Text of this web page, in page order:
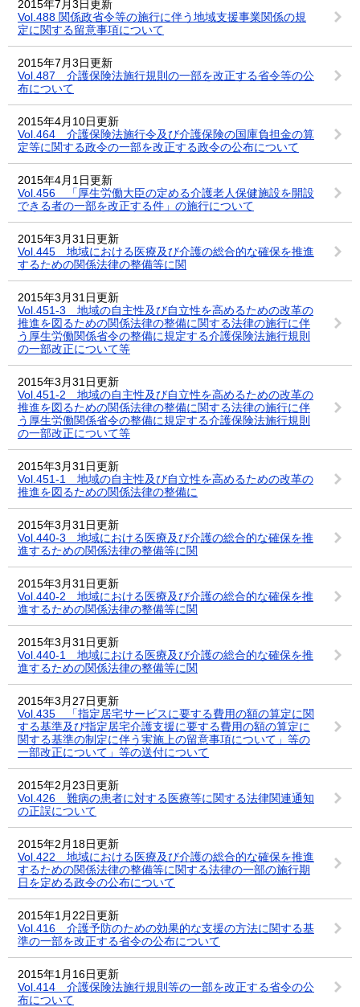
2015年7月3日更新
Vol.488 関係政省令等の施行に伴う地域支援事業関係の規
定に関する留意事項について
2015年7月3日更新
Vol.487 介護保険法施行規則の一部を改正する省令等の公
布について
2015年4月10日更新
Vol.464 介護保険法施行令及び介護保険の国庫負担金の算
定等に関する政令の一部を改正する政令の公布について
2015年4月1日更新
Vol.456 「厚生労働大臣の定める介護老人保健施設を開設
できる者の一部を改正する件」の施行について
2015年3月31日更新
Vol.445 地域における医療及び介護の総合的な確保を推進
するための関係法律の整備等に関
2015年3月31日更新
Vol.451-3 地域の自主性及び自立性を高めるための改革の
推進を図るための関係法律の整備に関する法律の施行に伴
う厚生労働関係省令の整備に規定する介護保険法施行規則
の一部改正について等
2015年3月31日更新
Vol.451-2 地域の自主性及び自立性を高めるための改革の
推進を図るための関係法律の整備に関する法律の施行に伴
う厚生労働関係省令の整備に規定する介護保険法施行規則
の一部改正について等
2015年3月31日更新
Vol.451-1 地域の自主性及び自立性を高めるための改革の
推進を図るための関係法律の整備に
2015年3月31日更新
Vol.440-3 地域における医療及び介護の総合的な確保を推
進するための関係法律の整備等に関
2015年3月31日更新
Vol.440-2 地域における医療及び介護の総合的な確保を推
進するための関係法律の整備等に関
2015年3月31日更新
Vol.440-1 地域における医療及び介護の総合的な確保を推
進するための関係法律の整備等に関
2015年3月27日更新
Vol.435 「指定居宅サービスに要する費用の額の算定に関
する基準及び指定居宅介護支援に要する費用の額の算定に
関する基準の制定に伴う実施上の留意事項について」等の
一部改正について」等の送付について
2015年2月23日更新
Vol.426 難病の患者に対する医療等に関する法律関連通知
の正誤について
2015年2月18日更新
Vol.422 地域における医療及び介護の総合的な確保を推進
するための関係法律の整備等に関する法律の一部の施行期
日を定める政令の公布について
2015年1月22日更新
Vol.416 介護予防のための効果的な支援の方法に関する基
準の一部を改正する省令の公布について
2015年1月16日更新
Vol.414 介護保険法施行規則等の一部を改正する省令の公
布について